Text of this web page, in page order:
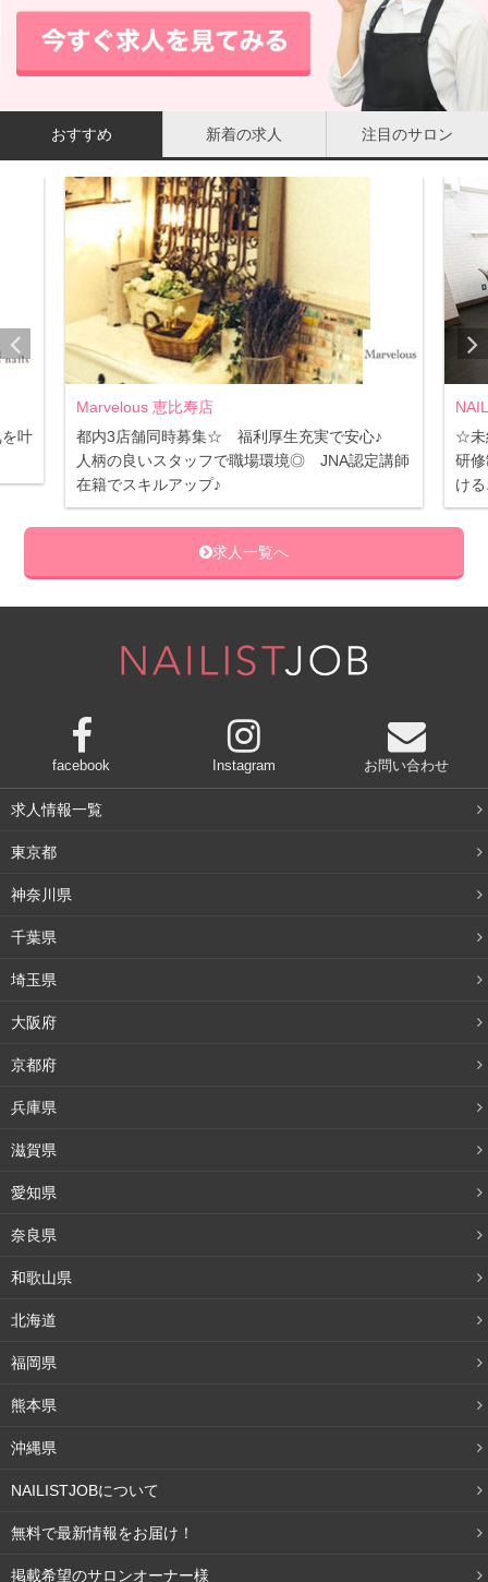
マウナ・ケア 新宿本店
口コミ件数(2016年8/10時点)： 件
店舗情報を見る
サロンの特徴
平日は23時まで、土日祝日も22時まで営業しているので、仕事上が
とっての理想のネイルになれます。
新宿駅西口から徒歩1分で年中無休なので、いつどんなときでも融通
カウンセリングが丁寧で、自分の要望通りに対応いただけました！
こちらで予約が取れないときは仕方なく他店で予約を取ったりする
のですが、仕上がりの丁寧さはもちろん、店内の雰囲気や、接客に
代女性）
アクセス
平日12:00～23:00（予約受付11:30～23:00）
0）
定休日 無休
おすすめ 新着の求人 注目のサロン
叶
Marvelous 恵比寿店
都内3店舗同時募集☆ 福利厚生充実で安心♪
人柄の良いスタッフで職場環境◎ JNA認定講師
在籍でスキルアップ♪
☆未
研
ける
求人一覧へ
facebook Instagram お問い合わせ
求人情報一覧
東京都
神奈川県
千葉県
埼玉県
大阪府
京都府
兵庫県
滋賀県
愛知県
奈良県
和歌山県
北海道
福岡県
熊本県
沖縄県
NAILISTJOBについて
無料で最新情報をお届け！
掲載希望のサロンオーナー様